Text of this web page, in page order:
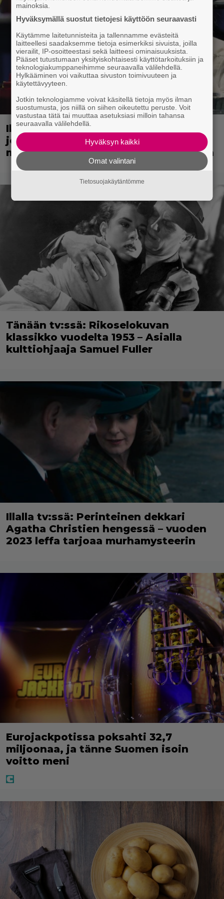
Illalla tv:ssä: 90-luvun rikoselokuva
joka ei vanhene koskaan – rönsyilevä
mestariteos kestää aikaa ja kulutusta
Tänään tv:ssä: Rikoselokuvan
klassikko vuodelta 1953 – Asialla
kulttiohjaaja Samuel Fuller
Illalla tv:ssä: Perinteinen dekkari
Agatha Christien hengessä – vuoden
2023 leffa tarjoaa murhamysteerin
Eurojackpotissa poksahti 32,7
miljoonaa, ja tänne Suomen isoin
voitto meni
mainoksia.
Hyväksymällä suostut tietojesi käyttöön seuraavasti
Käytämme laitetunnisteita ja tallennamme evästeitä
laitteellesi saadaksemme tietoja esimerkiksi sivuista, joilla
vierailit, IP-osoitteestasi sekä laitteesi ominaisuuksista.
Pääset tutustumaan yksityiskohtaisesti käyttötarkoituksiin ja
teknologiakumppaneihimme seuraavalla välilehdellä.
Hylkääminen voi vaikuttaa sivuston toimivuuteen ja
käytettävyyteen.
Jotkin teknologiamme voivat käsitellä tietoja myös ilman
suostumusta, jos niillä on siihen oikeutettu peruste. Voit
vastustaa tätä tai muuttaa asetuksiasi milloin tahansa
seuraavalla välilehdellä.
Hyväksyn kaikki
Omat valintani
Tietosuojakäytäntömme